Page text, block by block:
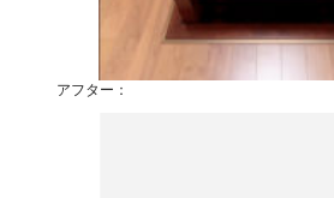
アフター：